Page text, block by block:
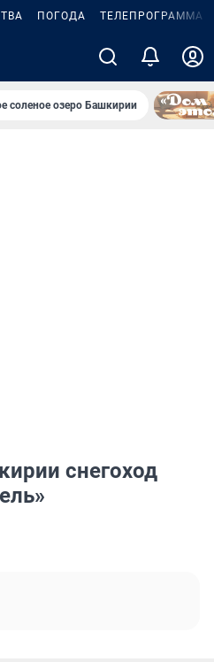
ПОГОДА ТЕЛЕПРОГРАММА
соленое озеро Башкирии
снегоход